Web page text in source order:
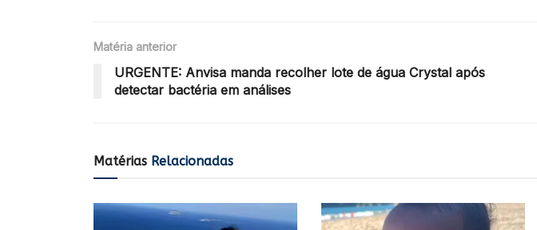
Matéria anterior
URGENTE: Anvisa manda recolher lote de água Crystal após
detectar bactéria em análises
Matérias Relacionadas